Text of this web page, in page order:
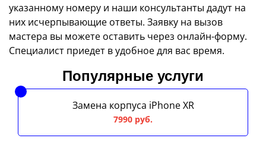
указанному номеру и наши консультанты дадут на
них исчерпывающие ответы. Заявку на вызов
мастера вы можете оставить через онлайн-форму.
Специалист приедет в удобное для вас время.
Популярные услуги
Замена корпуса iPhone XR
7990 руб.